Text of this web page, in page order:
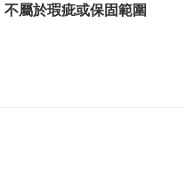
不屬於瑕疵或保固範圍